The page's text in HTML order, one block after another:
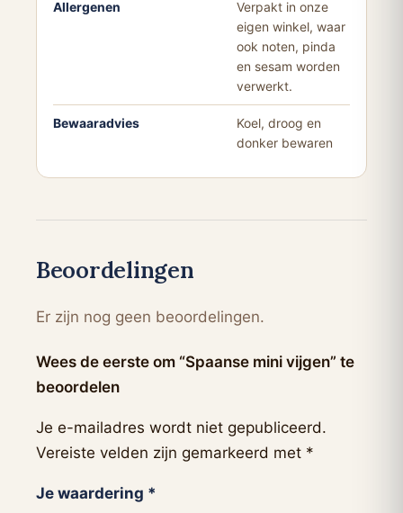
Allergenen
Verpakt in onze
eigen winkel, waar
ook noten, pinda
en sesam worden
verwerkt.
Bewaaradvies
Koel, droog en
donker bewaren
Beoordelingen
Er zijn nog geen beoordelingen.
Wees de eerste om “Spaanse mini vijgen” te
beoordelen
Je e-mailadres wordt niet gepubliceerd.
Vereiste velden zijn gemarkeerd met *
Je waardering *